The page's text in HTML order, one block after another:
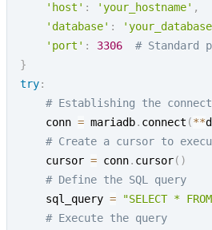
'host' : 'your_hostname' ,
'database' :
'port' : 3306
# Standard
}
try:
# Establishing the
    conn
= mariadb. connect (**
# Create a cursor to
    cursor
= conn. cursor( )
# Define the SQL query
    sql_query
=
"SELECT *
# Execute the query